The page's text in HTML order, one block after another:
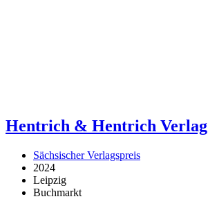
Hentrich & Hentrich Verlag
Sächsischer Verlagspreis
2024
Leipzig
Buchmarkt